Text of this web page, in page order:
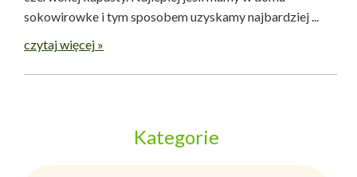
sokowirowke i tym sposobem uzyskamy najbardziej ...
czytaj więcej »
Kategorie